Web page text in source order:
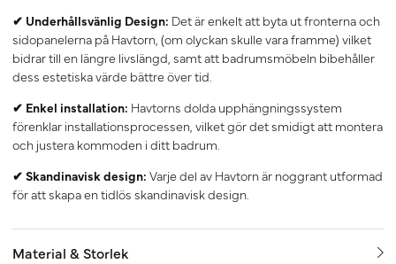
✔ Underhållsvänlig Design: Det är enkelt att byta ut fronterna och
sidopanelerna på Havtorn, (om olyckan skulle vara framme) vilket
bidrar till en längre livslängd, samt att badrumsmöbeln bibehåller
dess estetiska värde bättre över tid.
✔ Enkel installation: Havtorns dolda upphängningssystem
förenklar installationsprocessen, vilket gör det smidigt att montera
och justera kommoden i ditt badrum.
✔ Skandinavisk design: Varje del av Havtorn är noggrant utformad
för att skapa en tidlös skandinavisk design.
Material & Storlek